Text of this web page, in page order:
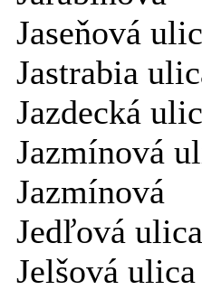
Jaseňová
Jastrabia
Jazdecká
Jazmínová
Jazmínová
Jedľová
Jelšová